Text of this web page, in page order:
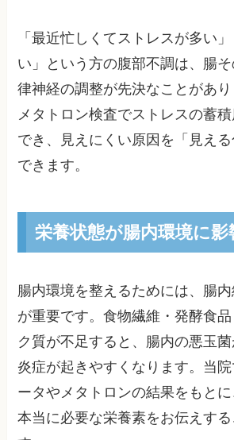
「最近忙しくてストレスが多い
い」という方の腹部不調は、腸
律神経の調整が先決なことがあ
メタトロン検査でストレスの蓄
でき、見えにくい原因を「見え
できます。
栄養状態が腸内環境に影
腸内環境を整えるためには、腸
が重要です。食物繊維・発酵食
ク質が不足すると、腸内の悪玉
炎症が起きやすくなります。当
ータやメタトロンの結果をもと
本当に必要な栄養素をお伝えする